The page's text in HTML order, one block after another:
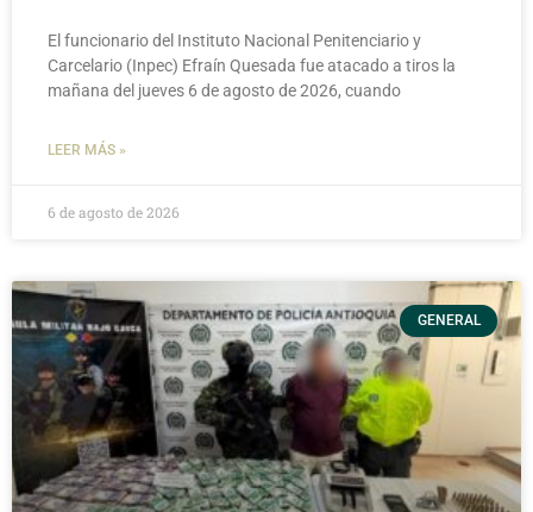
El funcionario del Instituto Nacional Penitenciario y
Carcelario (Inpec) Efraín Quesada fue atacado a tiros la
mañana del jueves 6 de agosto de 2026, cuando
LEER MÁS »
6 de agosto de 2026
GENERAL